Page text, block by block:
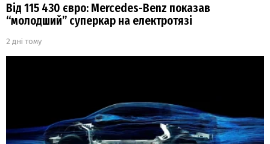
Від 115 430 євро: Mercedes-Benz показав
“молодший” суперкар на електротязі
2 дні тому